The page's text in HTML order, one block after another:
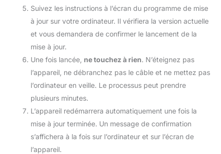
Suivez les instructions à l’écran du programme de mise
à jour sur votre ordinateur. Il vérifiera la version actuelle
et vous demandera de confirmer le lancement de la
mise à jour.
Une fois lancée, ne touchez à rien. N’éteignez pas
l’appareil, ne débranchez pas le câble et ne mettez pas
l’ordinateur en veille. Le processus peut prendre
plusieurs minutes.
L’appareil redémarrera automatiquement une fois la
mise à jour terminée. Un message de confirmation
s’affichera à la fois sur l’ordinateur et sur l’écran de
l’appareil.